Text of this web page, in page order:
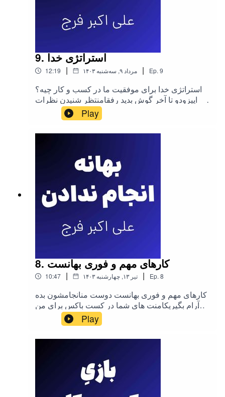
9. استراتژی خدا
12:19 | ۱۴۰۳ مرداد ۹, سه‌شنبه | Ep. 9
استراتژی خدا برای موفقیت ما در کسب و کار چیه؟
این اپیزودو تا آخر گوش بدید رفقامنتظر شنیدن نظرات
شما در چنل کست باکس
country=us
Play
8. کارهای مهم و فوری بهانست
10:47 | ۱۴۰۳ تیر ۱۳, چهارشنبه | Ep. 8
کارهای مهم و فوری بهانست دوست منانجامشون بده
تا آرام بگیریکامنت های شما در کست باکس برای من
بسیار ارزشمند.کامل میخونم و پاسخ میدم
Play